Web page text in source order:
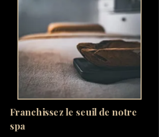
Franchissez le seuil de notre
spa